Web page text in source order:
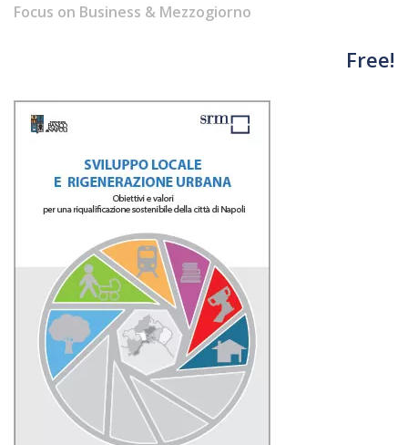
Focus on Business & Mezzogiorno
Free!